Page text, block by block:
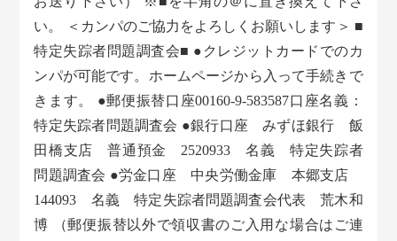
い。 ＜カンパのご協力をよろしくお願いします＞ ■
特定失踪者問題調査会■ ●クレジットカードでのカ
ンパが可能です。ホームページから入って手続きで
きます。 ●郵便振替口座00160-9-583587口座名義：
特定失踪者問題調査会 ●銀行口座 みずほ銀行 飯
田橋支店 普通預金 2520933 名義 特定失踪者
問題調査会 ●労金口座 中央労働金庫 本郷支店
144093 名義 特定失踪者問題調査会代表 荒木和
博 （郵便振替以外で領収書のご入用な場合はご連